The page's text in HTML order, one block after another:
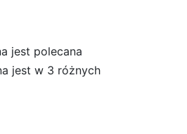
jest polecana
jest w 3 różnych